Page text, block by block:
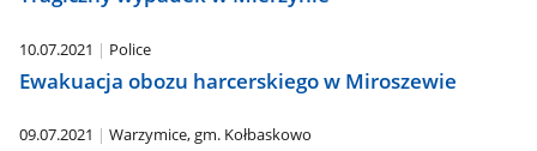
10.07.2021 Police
Ewakuacja obozu harcerskiego w Miroszewie
09.07.2021 Warzymice, gm. Kołbaskowo